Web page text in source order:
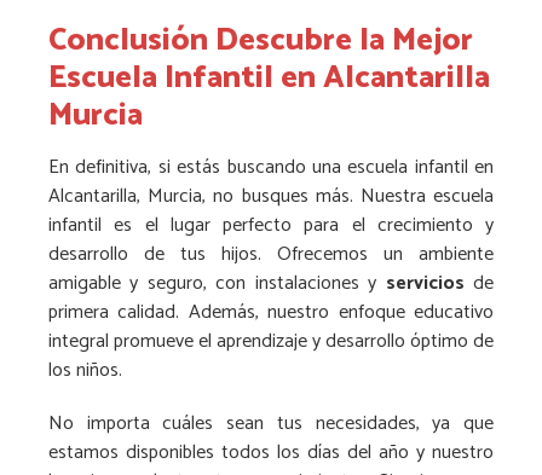
Conclusión Descubre la Mejor
Escuela Infantil en Alcantarilla
Murcia
En definitiva, si estás buscando una escuela infantil en
Alcantarilla, Murcia, no busques más. Nuestra escuela
infantil es el lugar perfecto para el crecimiento y
desarrollo de tus hijos. Ofrecemos un ambiente
amigable y seguro, con instalaciones y servicios de
primera calidad. Además, nuestro enfoque educativo
integral promueve el aprendizaje y desarrollo óptimo de
los niños.
No importa cuáles sean tus necesidades, ya que
estamos disponibles todos los días del año y nuestro